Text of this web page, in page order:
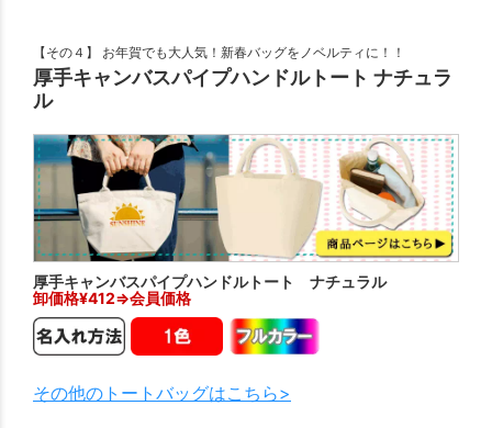
【その４】 お年賀でも大人気！新春バッグをノベルティに！！
厚手キャンバスパイプハンドルトート ナチュラ
ル
厚手キャンバスパイプハンドルトート ナチュラル
卸価格¥412⇒会員価格
その他のトートバッグはこちら>